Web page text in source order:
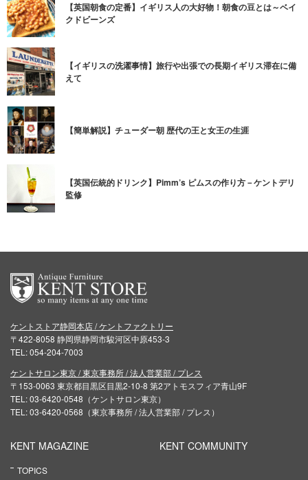
【英国朝食の定番】イギリス人の大好物！朝食の豆とは～ベイ
クドビーンズ
【イギリスの洗濯事情】旅行や出張での長期イギリス滞在に備
えて
【簡単解説】チューダー朝 歴代の王と女王の生涯
【英国伝統的ドリンク】Pimm’s ピムスの作り方－ケントデリ
監修
ケントストア静岡本店 / ケントファクトリー
〒422-8058 静岡県静岡市駿河区中原453-3
TEL: 054-204-7003
ケントサロン東京 / 東京事務所 / 法人営業部 / プレス
〒153-0063 東京都目黒区目黒2-10-8 第2アトモスフィア青山9F
TEL: 03-6420-0548（ケントサロン東京）
TEL: 03-6420-0568（東京事務所 / 法人営業部 / プレス）
KENT MAGAZINE
TOPICS
KENT COMMUNITY